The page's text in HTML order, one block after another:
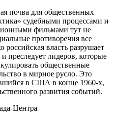
почва для общественных
судебными процессами и
фильмами тут не
противоречия все
российская власть разрушает
преследует лидеров, которые
общественные
в мирное русло. Это
в США в конце 1960-х,
развития событий.
Центра